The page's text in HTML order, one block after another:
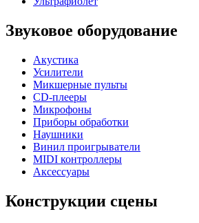
Звуковое оборудование
Акустика
Усилители
Микшерные пульты
CD-плееры
Микрофоны
Приборы обработки
Наушники
Винил проигрыватели
MIDI контроллеры
Аксессуары
Конструкции сцены